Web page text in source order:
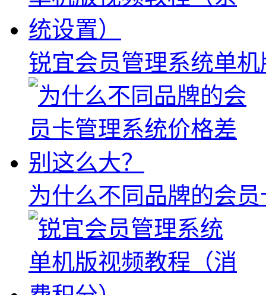
锐宜会员管理系统单
为什么不同品牌的会